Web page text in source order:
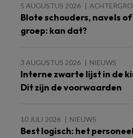
5 AUGUSTUS 2026
Blote schouders, navels
groep: kan dat?
3 AUGUSTUS 2026 NIEUWS
Interne zwarte lijst in de
Dit zijn de voorwaarden
10 JULI 2026 NIEUWS
Best logisch: het